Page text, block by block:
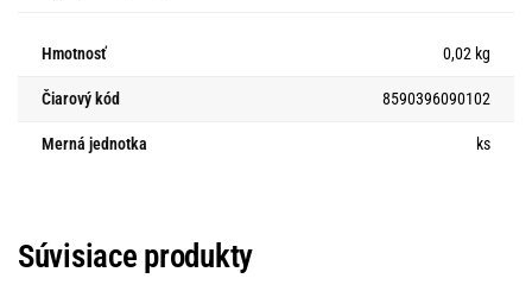
Hmotnosť 0,02 kg
Čiarový kód 8590396090102
Merná jednotka ks
Súvisiace produkty